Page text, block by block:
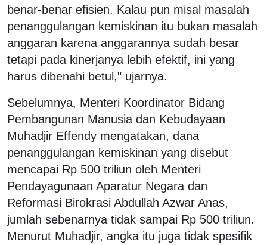
benar-benar efisien. Kalau pun misal masalah
penanggulangan kemiskinan itu bukan masalah
anggaran karena anggarannya sudah besar
tetapi pada kinerjanya lebih efektif, ini yang
harus dibenahi betul," ujarnya.
Sebelumnya, Menteri Koordinator Bidang
Pembangunan Manusia dan Kebudayaan
Muhadjir Effendy mengatakan, dana
penanggulangan kemiskinan yang disebut
mencapai Rp 500 triliun oleh Menteri
Pendayagunaan Aparatur Negara dan
Reformasi Birokrasi Abdullah Azwar Anas,
jumlah sebenarnya tidak sampai Rp 500 triliun.
Menurut Muhadjir, angka itu juga tidak spesifik